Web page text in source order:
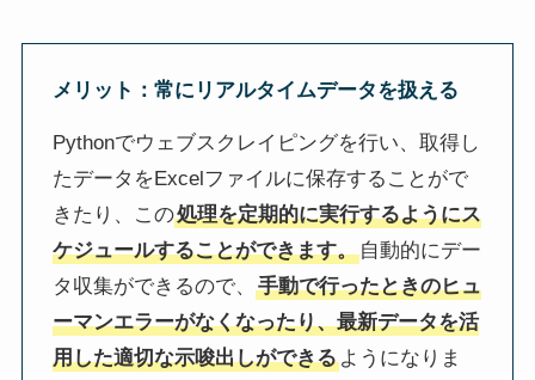
メリット ：常にリアルタイムデータを扱える
Pythonでウェブスクレイピングを行い、取得し
たデータをExcelファイルに保存することがで
きたり、この処理を定期的に実行するようにス
ケジュールすることができます。自動的にデー
タ収集ができるので、手動で行ったときのヒュ
ーマンエラーがなくなったり、最新データを活
用した適切な示唆出しができるようになりま